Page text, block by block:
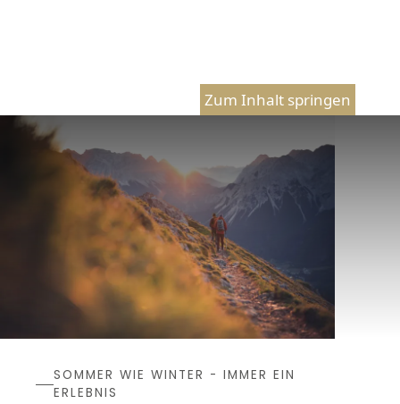
Zum Inhalt springen
SOMMER WIE WINTER - IMMER EIN
ERLEBNIS